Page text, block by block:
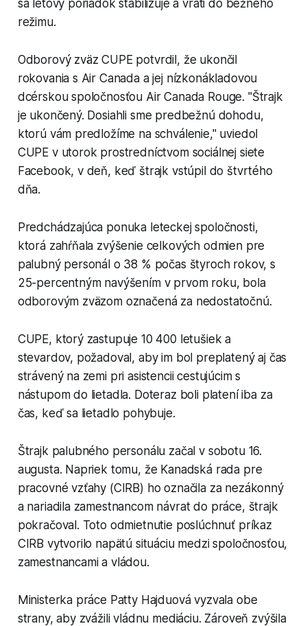
sa letový poriadok stabilizuje a vráti do bežného
režimu.
Odborový zväz CUPE potvrdil, že ukončil
rokovania s Air Canada a jej nízkonákladovou
dcérskou spoločnosťou Air Canada Rouge. "Štrajk
je ukončený. Dosiahli sme predbežnú dohodu,
ktorú vám predložíme na schválenie," uviedol
CUPE v utorok prostredníctvom sociálnej siete
Facebook, v deň, keď štrajk vstúpil do štvrtého
dňa.
Predchádzajúca ponuka leteckej spoločnosti,
ktorá zahŕňala zvýšenie celkových odmien pre
palubný personál o 38 % počas štyroch rokov, s
25-percentným navýšením v prvom roku, bola
odborovým zväzom označená za nedostatočnú.
CUPE, ktorý zastupuje 10 400 letušiek a
stevardov, požadoval, aby im bol preplatený aj čas
strávený na zemi pri asistencii cestujúcim s
nástupom do lietadla. Doteraz boli platení iba za
čas, keď sa lietadlo pohybuje.
Štrajk palubného personálu začal v sobotu 16.
augusta. Napriek tomu, že Kanadská rada pre
pracovné vzťahy (CIRB) ho označila za nezákonný
a nariadila zamestnancom návrat do práce, štrajk
pokračoval. Toto odmietnutie poslúchnuť príkaz
CIRB vytvorilo napätú situáciu medzi spoločnosťou,
zamestnancami a vládou.
Ministerka práce Patty Hajduová vyzvala obe
strany, aby zvážili vládnu mediáciu. Zároveň zvýšila